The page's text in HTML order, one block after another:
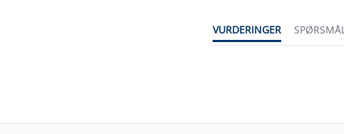
VURDERINGER SPØRSMÅL